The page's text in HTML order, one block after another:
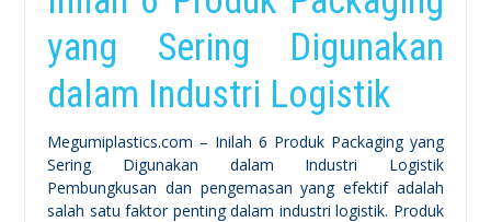
yang Sering Digunakan
dalam Industri Logistik
Megumiplastics.com – Inilah 6 Produk Packaging yang
Sering Digunakan dalam Industri Logistik
Pembungkusan dan pengemasan yang efektif adalah
salah satu faktor penting dalam industri logistik. Produk